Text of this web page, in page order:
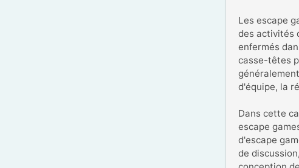
Les escape
des activités
enfermés
casse-têtes
d'équipe, la
Dans cette
escape
d'escape
de